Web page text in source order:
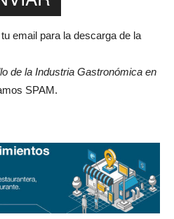
para
email para la descarga de la
de la Industria Gastronómica en
SPAM.